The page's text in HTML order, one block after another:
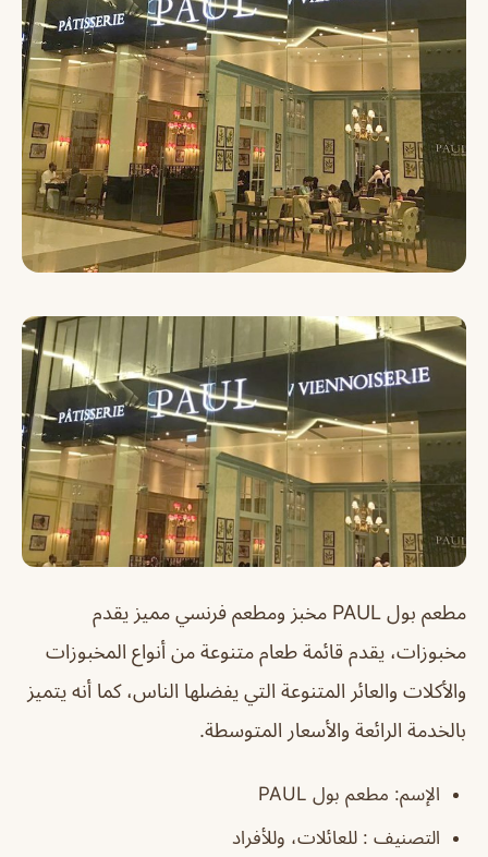
مطعم بول PAUL مخبز ومطعم فرنسي مميز يقدم
مخبوزات، يقدم قائمة طعام متنوعة من أنواع المخبوزات
والأكلات والعائر المتنوعة التي يفضلها الناس، كما أنه يتميز
بالخدمة الرائعة والأسعار المتوسطة.
الإسم: مطعم بول PAUL
التصنيف : للعائلات، وللأفراد